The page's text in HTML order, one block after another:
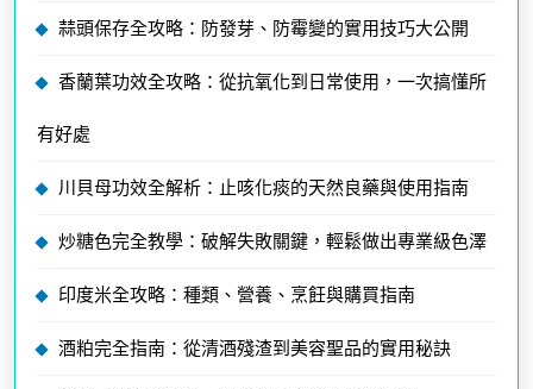
蒜頭保存全攻略：防發芽、防霉變的實用技巧大公開
香蘭葉功效全攻略：從抗氧化到日常使用，一次搞懂所
有好處
川貝母功效全解析：止咳化痰的天然良藥與使用指南
炒糖色完全教學：破解失敗關鍵，輕鬆做出專業級色澤
印度米全攻略：種類、營養、烹飪與購買指南
酒粕完全指南：從清酒殘渣到美容聖品的實用秘訣